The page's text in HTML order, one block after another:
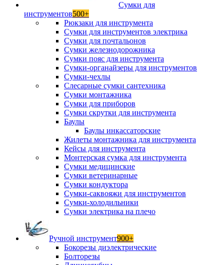
Сумки для
инструментов500+
Рюкзаки для инструмента
Сумки для инструментов электрика
Сумки для почтальонов
Сумки железнодорожника
Сумки пояс для инструмента
Сумки-органайзеры для инструментов
Сумки-чехлы
Слесарные сумки сантехника
Сумки монтажника
Сумки для приборов
Сумки скрутки для инструмента
Баулы
Баулы инкассаторские
Жилеты монтажника для инструмента
Кейсы для инструмента
Монтерская сумка для инструмента
Сумки медицинские
Сумки ветеринарные
Сумки кондуктора
Сумки-саквояжи для инструментов
Сумки-холодильники
Сумки электрика на плечо
Ручной инструмент900+
Бокорезы диэлектрические
Болторезы